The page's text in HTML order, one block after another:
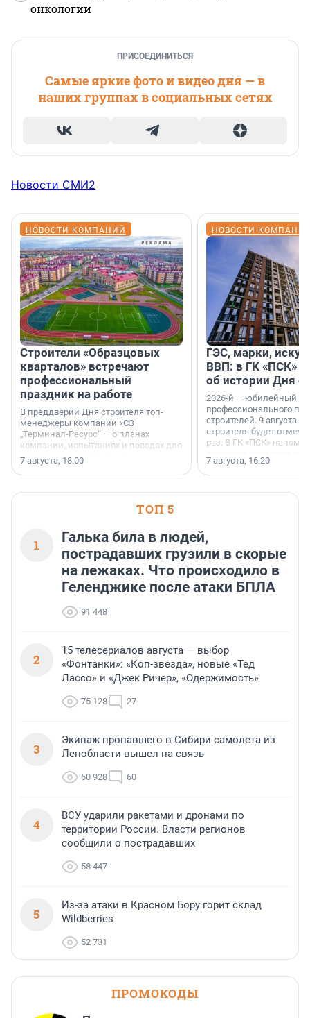
онкологии
ПРИСОЕДИНИТЬСЯ
Самые яркие фото и видео дня — в
наших группах в социальных сетях
Новости СМИ2
НОВОСТИ КОМПАНИЙ
Строители «Образцовых
кварталов» встречают
профессиональный
праздник на работе
В преддверии Дня строителя топ-
менеджеры компании «СЗ
„Терминал-Ресурс“ — о планах
компании, испытаниях и поводах для
осторожного оптимизма.
7 августа, 18:00
НОВОСТИ
ГЭС, марки,
ВВП: в ГК «ПСК»
об истории Дня
2026-й — юбилейный
профессионального
строителей. 9 августа
строителя будет
раз. В ГК «ПСК»
поменялась роль
7 августа, 16:20
ТОП 5
1
Галька била в людей,
пострадавших грузили в скорые
на лежаках. Что происходило в
Геленджике после атаки БПЛА
91 448
2
15 телесериалов августа — выбор
«Фонтанки»: «Коп-звезда», новые «Тед
Лассо» и «Джек Ричер», «Одержимость»
75 128 27
3
Экипаж пропавшего в Сибири самолета из
Ленобласти вышел на связь
60 928 60
4
ВСУ ударили ракетами и дронами по
территории России. Власти регионов
сообщили о пострадавших
58 447
5
Из-за атаки в Красном Бору горит склад
Wildberries
52 731
ПРОМОКОДЫ